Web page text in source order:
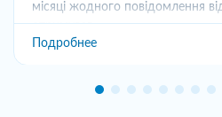
місяці жодного повідомлення
отримував,...
Подробнее